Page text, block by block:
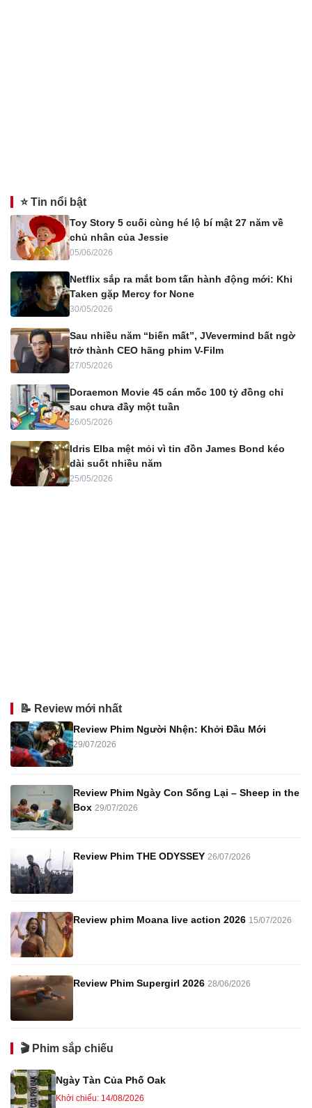
⭐ Tin nổi bật
Toy Story 5 cuối cùng hé lộ bí mật 27 năm về
chủ nhân của Jessie
05/06/2026
Netflix sắp ra mắt bom tấn hành động mới: Khi
Taken gặp Mercy for None
30/05/2026
Sau nhiều năm “biến mất”, JVevermind bất ngờ
trở thành CEO hãng phim V-Film
27/05/2026
Doraemon Movie 45 cán mốc 100 tỷ đồng chỉ
sau chưa đầy một tuần
26/05/2026
Idris Elba mệt mỏi vì tin đồn James Bond kéo
dài suốt nhiều năm
25/05/2026
📝 Review mới nhất
Review Phim Người Nhện: Khởi Đầu Mới
29/07/2026
Review Phim Ngày Con Sống Lại – Sheep in the
Box 29/07/2026
Review Phim THE ODYSSEY 26/07/2026
Review phim Moana live action 2026 15/07/2026
Review Phim Supergirl 2026 28/06/2026
🎬 Phim sắp chiếu
Ngày Tàn Của Phố Oak
Khởi chiếu: 14/08/2026